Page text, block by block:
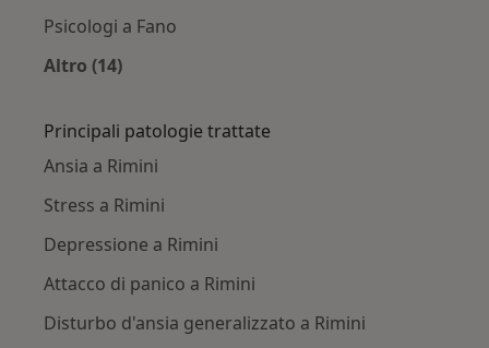
Psicologi a Fano
Altro (14)
Principali patologie trattate
Ansia a Rimini
Stress a Rimini
Depressione a Rimini
Attacco di panico a Rimini
Disturbo d'ansia generalizzato a Rimini